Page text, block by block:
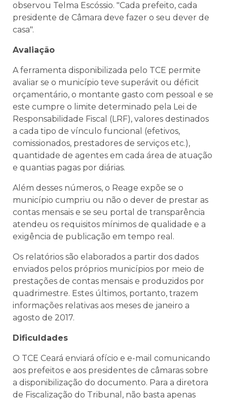
observou Telma Escóssio. "Cada prefeito, cada
presidente de Câmara deve fazer o seu dever de
casa".
Avaliação
A ferramenta disponibilizada pelo TCE permite
avaliar se o município teve superávit ou déficit
orçamentário, o montante gasto com pessoal e se
este cumpre o limite determinado pela Lei de
Responsabilidade Fiscal (LRF), valores destinados
a cada tipo de vínculo funcional (efetivos,
comissionados, prestadores de serviços etc.),
quantidade de agentes em cada área de atuação
e quantias pagas por diárias.
Além desses números, o Reage expõe se o
município cumpriu ou não o dever de prestar as
contas mensais e se seu portal de transparência
atendeu os requisitos mínimos de qualidade e a
exigência de publicação em tempo real.
Os relatórios são elaborados a partir dos dados
enviados pelos próprios municípios por meio de
prestações de contas mensais e produzidos por
quadrimestre. Estes últimos, portanto, trazem
informações relativas aos meses de janeiro a
agosto de 2017.
Dificuldades
O TCE Ceará enviará ofício e e-mail comunicando
aos prefeitos e aos presidentes de câmaras sobre
a disponibilização do documento. Para a diretora
de Fiscalização do Tribunal, não basta apenas